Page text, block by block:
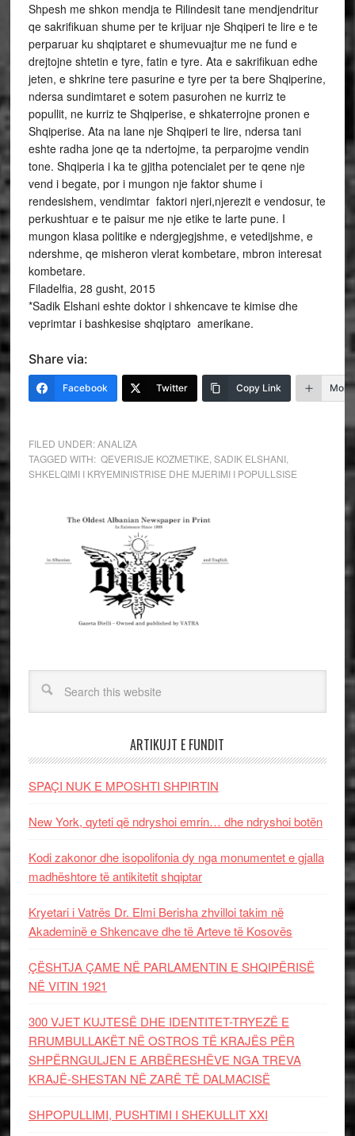
Shpesh me shkon mendja te Rilindesit tane mendjendritur
qe sakrifikuan shume per te krijuar nje Shqiperi te lire e te
perparuar ku shqiptaret e shumevuajtur me ne fund e
drejtojne shtetin e tyre, fatin e tyre. Ata e sakrifikuan edhe
jeten, e shkrine tere pasurine e tyre per ta bere Shqiperine,
ndersa sundimtaret e sotem pasurohen ne kurriz te
popullit, ne kurriz te Shqiperise, e shkaterrojne pronen e
Shqiperise. Ata na lane nje Shqiperi te lire, ndersa tani
eshte radha jone qe ta ndertojme, ta perparojme vendin
tone. Shqiperia i ka te gjitha potencialet per te qene nje
vend i begate, por i mungon nje faktor shume i
rendesishem, vendimtar ­ faktori njeri,njerezit e vendosur, te
perkushtuar e te paisur me nje etike te larte pune. I
mungon klasa politike e ndergjegjshme, e vetedijshme, e
ndershme, qe misheron vlerat kombetare, mbron interesat
kombetare.
Filadelfia, 28 gusht, 2015
*Sadik Elshani eshte doktor i shkencave te kimise dhe
veprimtar i bashkesise shqiptaro ­ amerikane.
Share via:
Facebook Twitter Copy Link More
FILED UNDER:ANALIZA
TAGGED WITH: ­ QEVERISJE KOZMETIKE SADIK ELSHANI,
SHKELQIMI I KRYEMINISTRISE DHE MJERIMI I POPULLSISE
ARTIKUJT E FUNDIT
SPAÇI NUK E MPOSHTI SHPIRTIN
New York, qyteti që ndryshoi emrin… dhe ndryshoi botën
Kodi zakonor dhe isopolifonia dy nga monumentet e gjalla
madhështore të antikitetit shqiptar
Kryetari i Vatrës Dr. Elmi Berisha zhvilloi takim në
Akademinë e Shkencave dhe të Arteve të Kosovës
ÇËSHTJA ÇAME NË PARLAMENTIN E SHQIPËRISË
NË VITIN 1921
300 VJET KUJTESË DHE IDENTITET-TRYEZË E
RRUMBULLAKËT NË OSTROS TË KRAJËS PËR
SHPËRNGULJEN E ARBËRESHËVE NGA TREVA
KRAJË-SHESTAN NË ZARË TË DALMACISË
SHPOPULLIMI, PUSHTIMI I SHEKULLIT XXI